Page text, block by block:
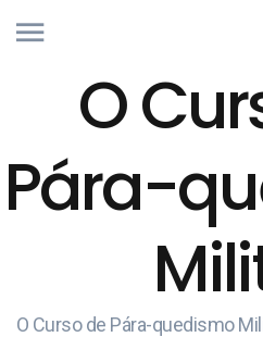
O
Pára-
O Curso de Pára-quedismo